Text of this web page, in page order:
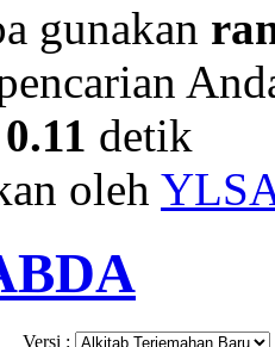
gunakan
0.11 detik
oleh
Versi :